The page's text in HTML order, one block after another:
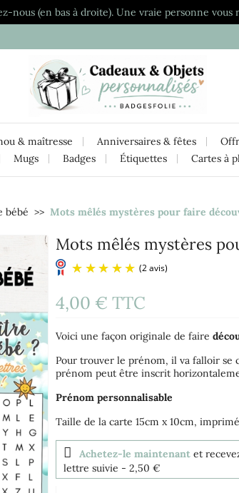
nous (en bas à droite). Une vraie personne vous
& maîtresse Anniversaires & fêtes
Mugs Badges Étiquettes Cartes à
bébé Mots mêlés mystères pour faire
Mots mêlés mystères
4,00 €TTC
Voici une façon originale de faire
Pour trouver le prénom, il va falloir se
prénom peut être inscrit
Prénom personnalisable
Taille de la carte 15cm x 10cm,
Achetez-le maintenant et
lettre suivie - 2,50 €